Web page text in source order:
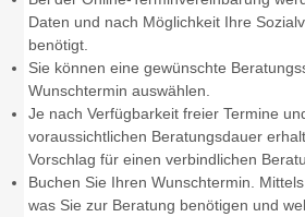
Daten und nach Möglichkeit Ihre
benötigt.
Sie können eine gewünschte
Wunschtermin auswählen.
Je nach Verfügbarkeit freier Termine
voraussichtlichen Beratungsdauer
Vorschlag für einen verbindlichen
Buchen Sie Ihren Wunschtermin.
was Sie zur Beratung benötigen und